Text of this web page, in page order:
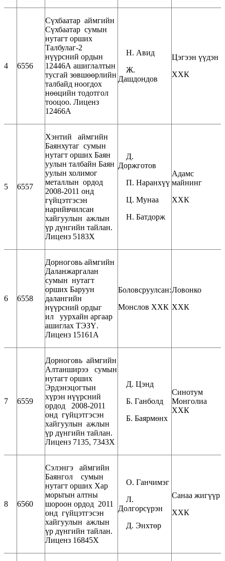
4 6556
Сүхбаатар аймгийн
Сүхбаатар сумын
нутагт орших
Талбулаг-2
нүүрсний ордын
12446А ашиглалтын
тусгай зөвшөөрлийн
талбайд ноогдох
нөөцийн тодотгол
тооцоо. Лиценз
12466А
Н. Авид
Ж.
Дашдондов
Цэгээн үүдэн
ХХК
5 6557
Хэнтий аймгийн
Баянхутаг сумын
нутагт орших Баян
уулын талбайн Баян
уулын холимог
металлын ордод
2008-2011 онд
гүйцэтгэсэн
нарийвчилсан
хайгуулын ажлын
үр дүнгийн тайлан.
Лиценз 5183Х
Д.
Доржготов
П. Наранхүү
Ц. Мунаа
Н. Батдорж
Адамс
майнинг
ХХК
6 6558
Дорноговь аймгийн
Даланжаргалан
сумын нутагт
орших Баруун
далангийн
нүүрсний ордыг
ил уурхайн аргаар
ашиглах ТЭЗҮ.
Лиценз 15161А
Боловсруулсан:
Монслов ХХК
Ловонко
ХХК
7 6559
Дорноговь аймгийн
Алтанширээ сумын
нутагт орших
Эрдэнэцогтын
хүрэн нүүрсний
ордод 2008-2011
онд гүйцэтгэсэн
хайгуулын ажлын
үр дүнгийн тайлан.
Лиценз 7135, 7343Х
Д. Цэнд
Б. Ганболд
Б. Баярмөнх
Синотум
Монголиа
ХХК
8 6560
Сэлэнгэ аймгийн
Баянгол сумын
нутагт орших Хар
морьтын алтны
шороон ордод 2011
онд гүйцэтгэсэн
хайгуулын ажлын
үр дүнгийн тайлан.
Лиценз 16845Х
О. Ганчимэг
Л.
Долгорсүрэн
Д. Энхтөр
Санаа жигүүр
ХХК